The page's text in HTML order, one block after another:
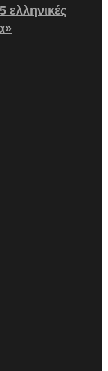
ελληνικές